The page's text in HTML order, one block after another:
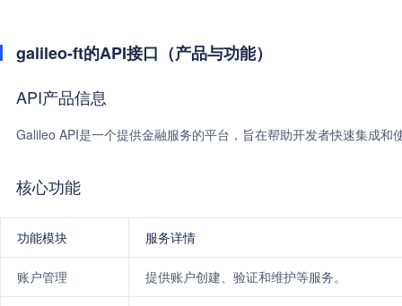
galileo-ft的API接口（产品与功能）
API产品信息
Galileo API是一个提供金融服务的平台，旨在帮助开发者快速集成
核心功能
功能模块 服务详情
账户管理 提供账户创建、验证和维护等服务。